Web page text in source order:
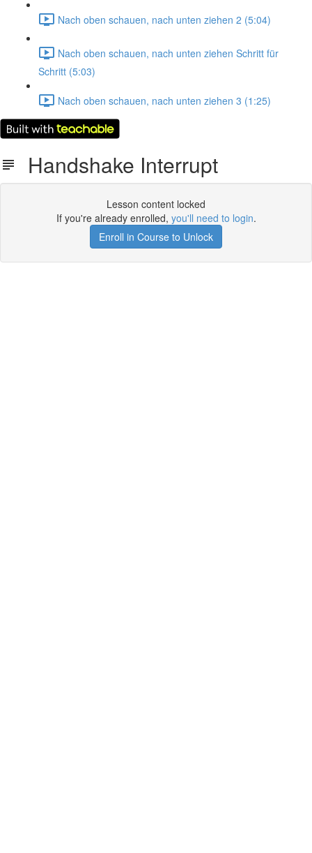
Nach oben schauen, nach unten ziehen 2 (5:04)
Nach oben schauen, nach unten ziehen Schritt für
Schritt (5:03)
Nach oben schauen, nach unten ziehen 3 (1:25)
Handshake Interrupt
Lesson content locked
If you're already enrolled, you'll need to login.
Enroll in Course to Unlock